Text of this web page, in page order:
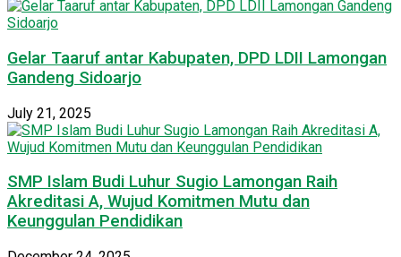
Gelar Taaruf antar Kabupaten, DPD LDII Lamongan
Gandeng Sidoarjo
July 21, 2025
SMP Islam Budi Luhur Sugio Lamongan Raih
Akreditasi A, Wujud Komitmen Mutu dan
Keunggulan Pendidikan